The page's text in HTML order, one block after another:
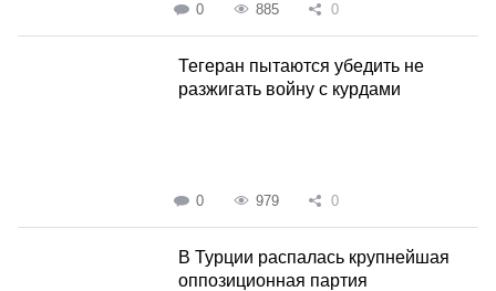
0 885 0
Тегеран пытаются убедить не
разжигать войну с курдами
0 979 0
В Турции распалась крупнейшая
оппозиционная партия